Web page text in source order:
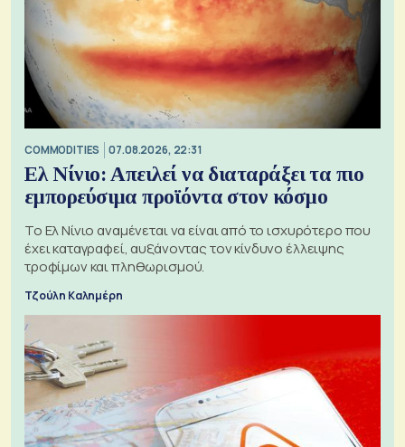
COMMODITIES 07.08.2026, 22:31
Ελ Νίνιο: Απειλεί να διαταράξει τα πιο
εμπορεύσιμα προϊόντα στον κόσμο
Το Ελ Νίνιο αναμένεται να είναι από το ισχυρότερο που
έχει καταγραφεί, αυξάνοντας τον κίνδυνο έλλειψης
τροφίμων και πληθωρισμού.
Τζούλη Καλημέρη